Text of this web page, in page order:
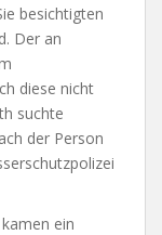
besichtigten
Der an
diese nicht
suchte
der Person
ein